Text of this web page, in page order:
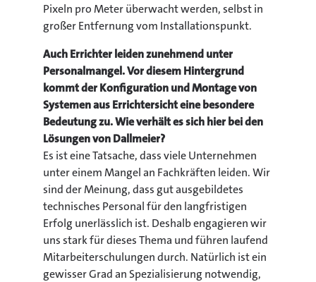
Pixeln pro Meter überwacht werden, selbst in
großer Entfernung vom Installationspunkt.
Auch Errichter leiden zunehmend unter
Personalmangel. Vor diesem Hintergrund
kommt der Konfiguration und Montage von
Systemen aus Errichtersicht eine besondere
Bedeutung zu. Wie verhält es sich hier bei den
Lösungen von Dallmeier?
Es ist eine Tatsache, dass viele Unternehmen
unter einem Mangel an Fachkräften leiden. Wir
sind der Meinung, dass gut ausgebildetes
technisches Personal für den langfristigen
Erfolg unerlässlich ist. Deshalb engagieren wir
uns stark für dieses Thema und führen laufend
Mitarbeiterschulungen durch. Natürlich ist ein
gewisser Grad an Spezialisierung notwendig,